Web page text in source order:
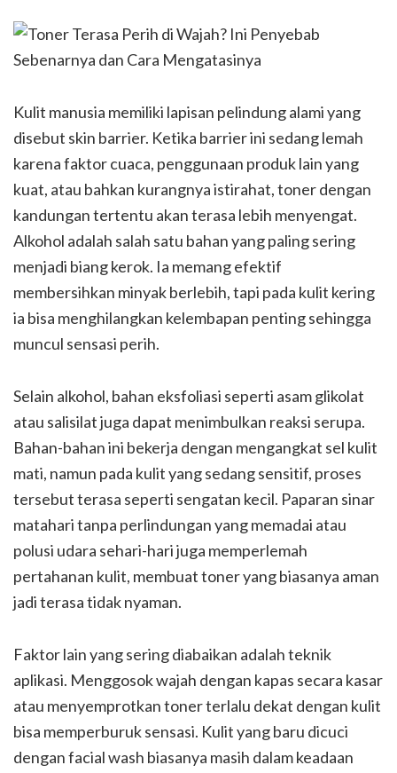
Kulit manusia memiliki lapisan pelindung alami yang
disebut skin barrier. Ketika barrier ini sedang lemah
karena faktor cuaca, penggunaan produk lain yang
kuat, atau bahkan kurangnya istirahat, toner dengan
kandungan tertentu akan terasa lebih menyengat.
Alkohol adalah salah satu bahan yang paling sering
menjadi biang kerok. Ia memang efektif
membersihkan minyak berlebih, tapi pada kulit kering
ia bisa menghilangkan kelembapan penting sehingga
muncul sensasi perih.
Selain alkohol, bahan eksfoliasi seperti asam glikolat
atau salisilat juga dapat menimbulkan reaksi serupa.
Bahan-bahan ini bekerja dengan mengangkat sel kulit
mati, namun pada kulit yang sedang sensitif, proses
tersebut terasa seperti sengatan kecil. Paparan sinar
matahari tanpa perlindungan yang memadai atau
polusi udara sehari-hari juga memperlemah
pertahanan kulit, membuat toner yang biasanya aman
jadi terasa tidak nyaman.
Faktor lain yang sering diabaikan adalah teknik
aplikasi. Menggosok wajah dengan kapas secara kasar
atau menyemprotkan toner terlalu dekat dengan kulit
bisa memperburuk sensasi. Kulit yang baru dicuci
dengan facial wash biasanya masih dalam keadaan